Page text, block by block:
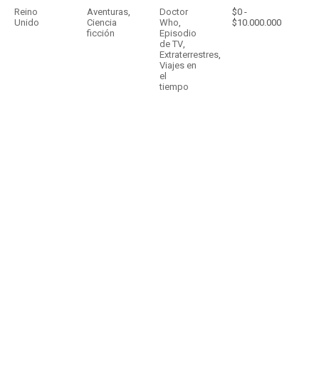
Reino
Unido
Aventuras,
Ciencia
ficción
Doctor
Who,
Episodio
de TV,
Extraterrestres,
Viajes en
el
tiempo
$0 -
$10.000.000